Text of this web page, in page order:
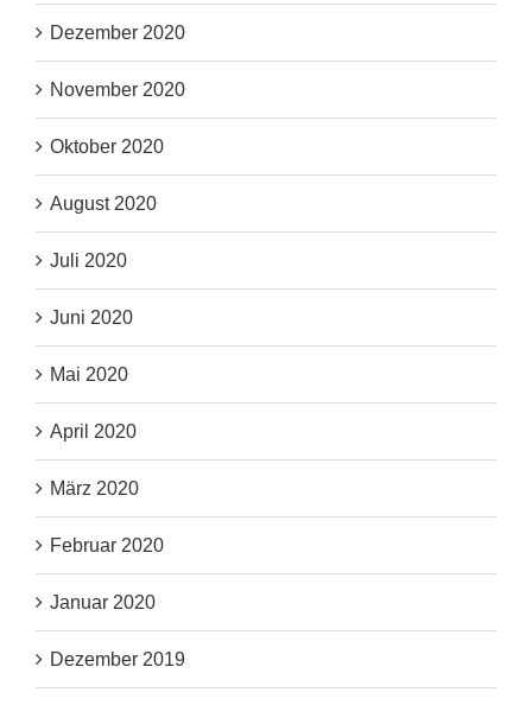
Dezember 2020
November 2020
Oktober 2020
August 2020
Juli 2020
Juni 2020
Mai 2020
April 2020
März 2020
Februar 2020
Januar 2020
Dezember 2019